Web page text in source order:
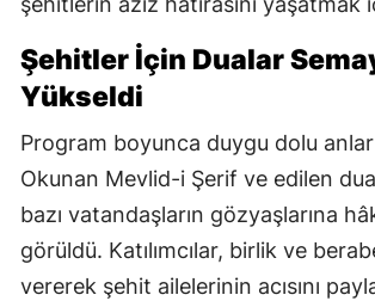
Şehitler İçin Dualar
Yükseldi
Program boyunca duygu dolu anlar
Okunan Mevlid-i Şerif ve edilen
bazı vatandaşların gözyaşlarına
görüldü. Katılımcılar, birlik ve
vererek şehit ailelerinin acısını